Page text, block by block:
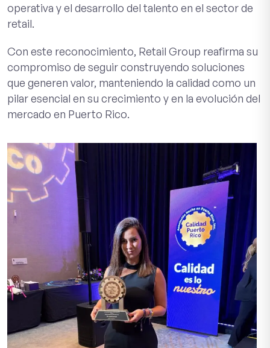
operativa y el desarrollo del talento en el sector de
retail.
Con este reconocimiento, Retail Group reafirma su
compromiso de seguir construyendo soluciones
que generen valor, manteniendo la calidad como un
pilar esencial en su crecimiento y en la evolución del
mercado en Puerto Rico.